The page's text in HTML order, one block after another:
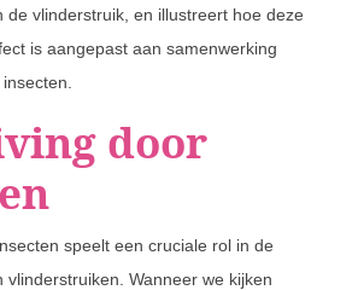
de vlinderstruik, en illustreert hoe deze
is aangepast aan samenwerking
door
speelt een cruciale rol in de
vlinderstruiken. Wanneer we kijken